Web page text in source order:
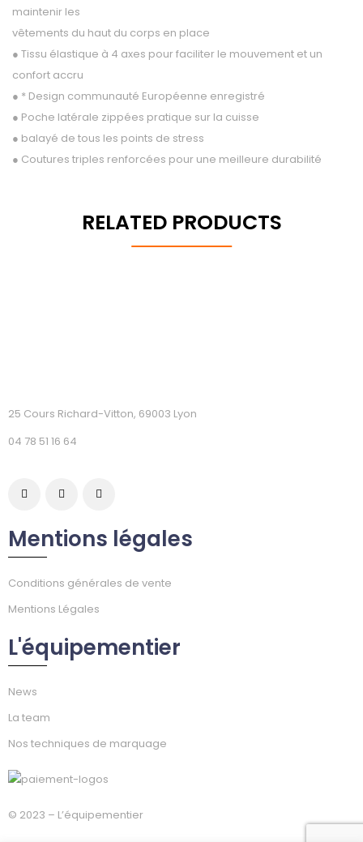
maintenir les
vêtements du haut du corps en place
● Tissu élastique à 4 axes pour faciliter le mouvement et un
confort accru
● * Design communauté Européenne enregistré
● Poche latérale zippées pratique sur la cuisse
● balayé de tous les points de stress
● Coutures triples renforcées pour une meilleure durabilité
RELATED PRODUCTS
25 Cours Richard-Vitton, 69003 Lyon
04 78 51 16 64
Mentions légales
Conditions générales de vente
Mentions Légales
L'équipementier
News
La team
Nos techniques de marquage
© 2023 – L’équipementier